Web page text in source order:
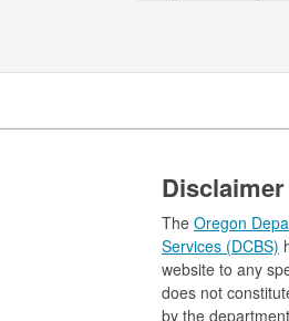
Disclaimer
The Oregon
Services (DCBS)​
website to any
does not
by the